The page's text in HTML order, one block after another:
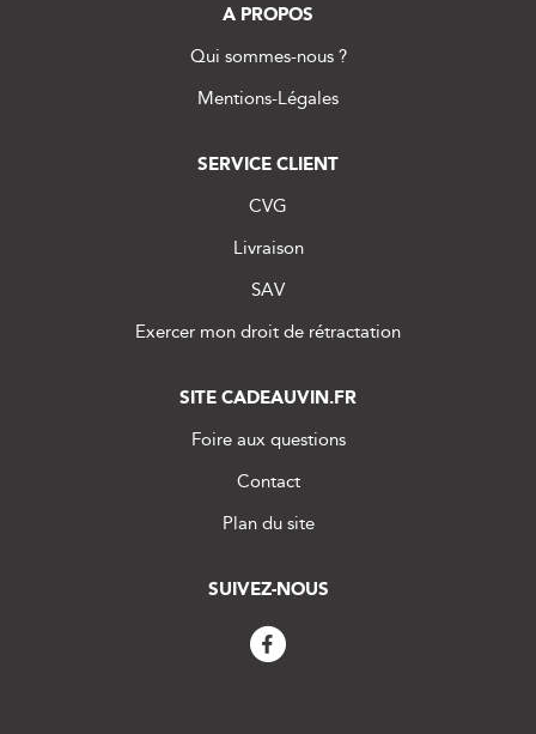
A PROPOS
Qui sommes-nous ?
Mentions-Légales
SERVICE CLIENT
CVG
Livraison
SAV
Exercer mon droit de rétractation
SITE CADEAUVIN.FR
Foire aux questions
Contact
Plan du site
SUIVEZ-NOUS